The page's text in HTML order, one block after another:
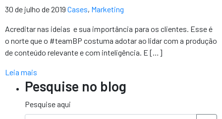
30 de julho de 2019 Cases, Marketing
Acreditar nas ideias e sua importância para os clientes. Esse é
o norte que o #teamBP costuma adotar ao lidar com a produção
de conteúdo relevante e com inteligência. E […]
Leia mais
Pesquise no blog
Pesquise aqui